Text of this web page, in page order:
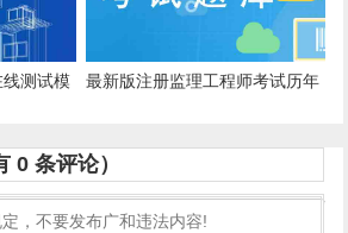
测试模
最新版注册监理工程师考试历年
0 条评论）